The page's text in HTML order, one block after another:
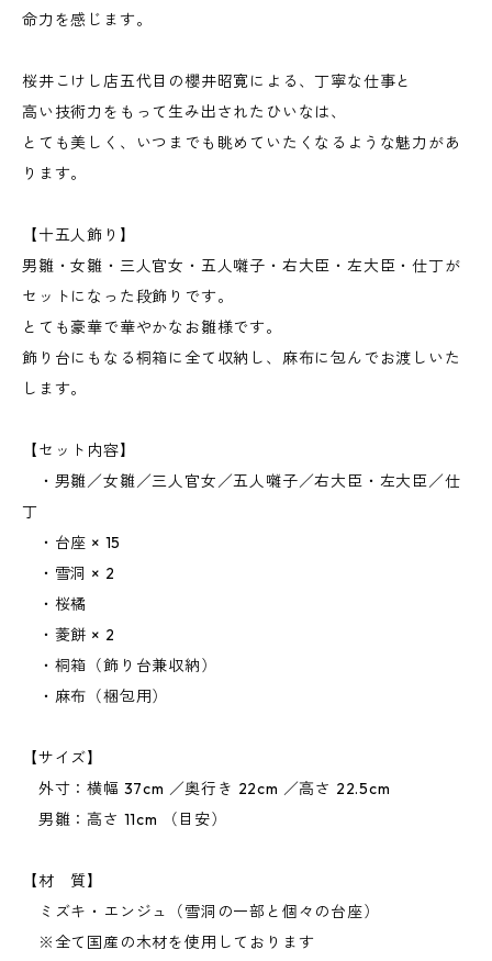
命力を感じます。
桜井こけし店五代目の櫻井昭寛による、丁寧な仕事と
高い技術力をもって生み出されたひいなは、
とても美しく、いつまでも眺めていたくなるような魅力があ
ります。
【十五人飾り】
男雛・女雛・三人官女・五人囃子・右大臣・左大臣・仕丁が
セットになった段飾りです。
とても豪華で華やかなお雛様です。
飾り台にもなる桐箱に全て収納し、麻布に包んでお渡しいた
します。
【セット内容】
・男雛／女雛／三人官女／五人囃子／右大臣・左大臣／仕
丁
・台座 × 15
・雪洞 × 2
・桜橘
・菱餅 × 2
・桐箱（飾り台兼収納）
・麻布（梱包用）
【サイズ】
外寸：横幅 37cm ／奥行き 22cm ／高さ 22.5cm
男雛：高さ 11cm （目安）
【材 質】
ミズキ・エンジュ（雪洞の一部と個々の台座）
※全て国産の木材を使用しております